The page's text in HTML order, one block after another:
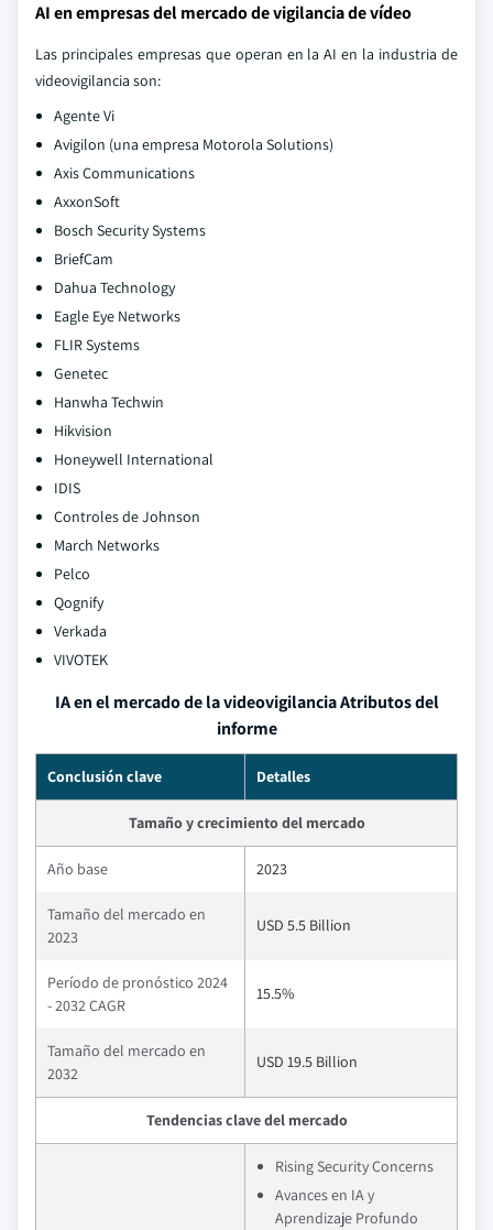
AI en empresas del mercado de vigilancia de vídeo
Las principales empresas que operan en la AI en la industria de
videovigilancia son:
Agente Vi
Avigilon (una empresa Motorola Solutions)
Axis Communications
AxxonSoft
Bosch Security Systems
BriefCam
Dahua Technology
Eagle Eye Networks
FLIR Systems
Genetec
Hanwha Techwin
Hikvision
Honeywell International
IDIS
Controles de Johnson
March Networks
Pelco
Qognify
Verkada
VIVOTEK
IA en el mercado de la videovigilancia Atributos del
informe
Conclusión clave Detalles
Tamaño y crecimiento del mercado
Año base 2023
Tamaño del mercado en
2023
USD 5.5 Billion
Período de pronóstico 2024
- 2032 CAGR
15.5%
Tamaño del mercado en
2032
USD 19.5 Billion
Tendencias clave del mercado
Rising Security Concerns
Avances en IA y
Aprendizaje Profundo